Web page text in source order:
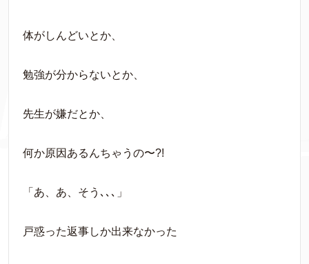
体がしんどいとか、
勉強が分からないとか、
先生が嫌だとか、
何か原因あるんちゃうの〜?!
「あ、あ、そう､､､」
戸惑った返事しか出来なかった